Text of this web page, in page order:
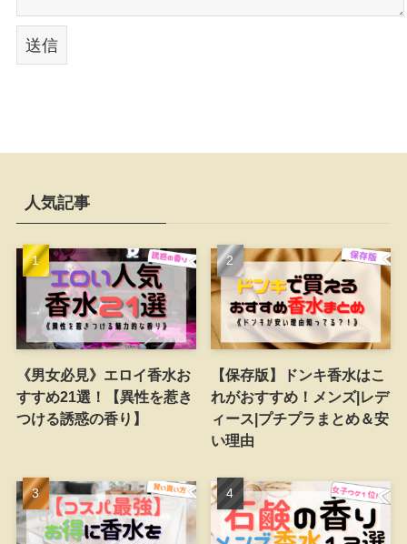
人気記事
《男女必見》エロイ香水お
すすめ21選！【異性を惹き
つける誘惑の香り】
【保存版】ドンキ香水はこ
れがおすすめ！メンズ|レデ
ィース|プチプラまとめ＆安
い理由